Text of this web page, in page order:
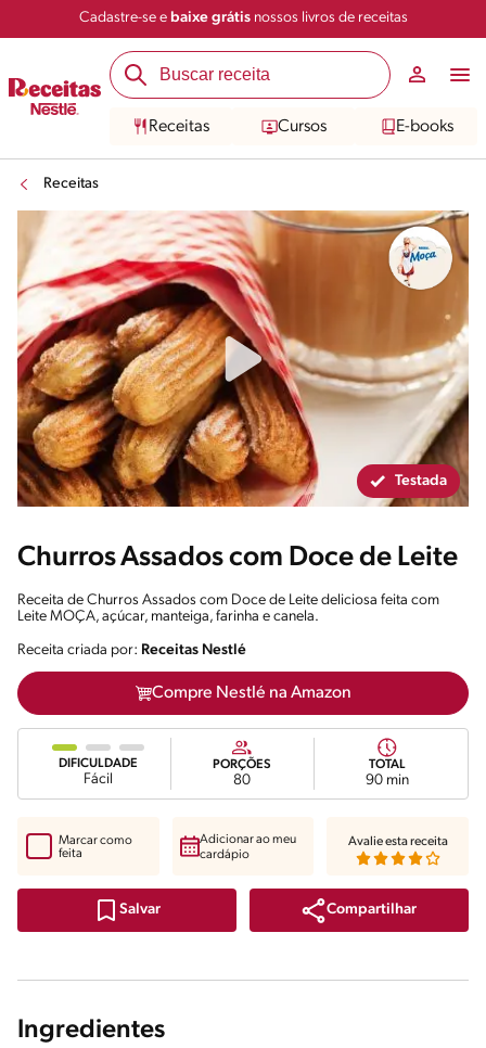
Cadastre-se e baixe grátisnossos livros de receitas
Receitas Cursos E-books
Receitas
Salvar Compartilhar
Testada
Churros Assados com Doce de Leite
Receita de Churros Assados com Doce de Leite deliciosa feita com
Leite MOÇA, açúcar, manteiga, farinha e canela.
Receita criada por: Receitas Nestlé
Compre Nestlé na Amazon
DIFICULDADE
Fácil
PORÇÕES
80
TOTAL
90 min
Salvar Compartilhar
Marcar como
feita
Adicionar ao meu
cardápio
Avalie esta receita
Ingredientes